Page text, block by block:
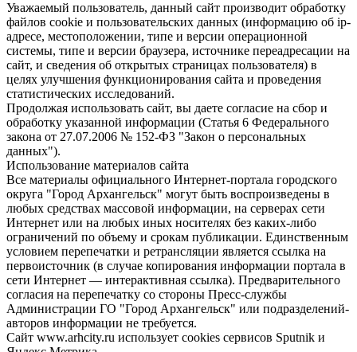
Уважаемый пользователь, данный сайт производит обработку
файлов cookie и пользовательских данных (информацию об ip-
адресе, местоположении, типе и версии операционной
системы, типе и версии браузера, источнике переадресации на
сайт, и сведения об открытых страницах пользователя) в
целях улучшения функционирования сайта и проведения
статистических исследований.
Продолжая использовать сайт, вы даете согласие на сбор и
обработку указанной информации (Статья 6 Федерального
закона от 27.07.2006 № 152-ФЗ "Закон о персональных
данных").
Использование материалов сайта
Все материалы официального Интернет-портала городского
округа "Город Архангельск" могут быть воспроизведены в
любых средствах массовой информации, на серверах сети
Интернет или на любых иных носителях без каких-либо
ограничений по объему и срокам публикации. Единственным
условием перепечатки и ретрансляции является ссылка на
первоисточник (в случае копирования информации портала в
сети Интернет — интерактивная ссылка). Предварительного
согласия на перепечатку со стороны Пресс-службы
Администрации ГО "Город Архангельск" или подразделений-
авторов информации не требуется.
Сайт www.arhcity.ru использует cookies сервисов Sputnik и